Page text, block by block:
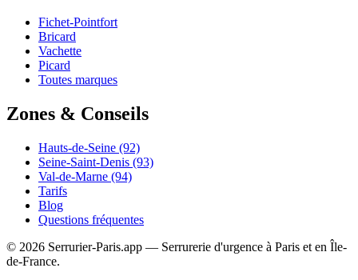
Fichet-Pointfort
Bricard
Vachette
Picard
Toutes marques
Zones & Conseils
Hauts-de-Seine (92)
Seine-Saint-Denis (93)
Val-de-Marne (94)
Tarifs
Blog
Questions fréquentes
© 2026 Serrurier-Paris.app — Serrurerie d'urgence à Paris et en Île-
de-France.